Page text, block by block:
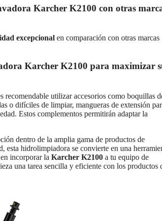
Karcher K2100 con otras
excepcional en comparación con otras marcas
Karcher K2100 para maximizar
recomendable utilizar accesorios como boquillas
o difíciles de limpiar, mangueras de extensión
Estos complementos permitirán adaptar la
dentro de la amplia gama de productos de
esta hidrolimpiadora se convierte en una
incorporar la Karcher K2100 a tu equipo de
una tarea sencilla y eficiente con los productos